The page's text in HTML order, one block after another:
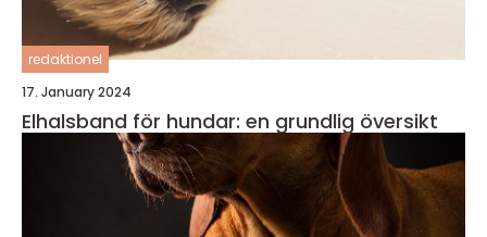
redaktionel
17. January 2024
Elhalsband för hundar: en grundlig översikt